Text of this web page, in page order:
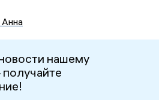
нашему